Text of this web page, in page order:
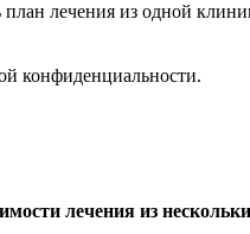
план лечения из одной
конфиденциальности.
лечения из